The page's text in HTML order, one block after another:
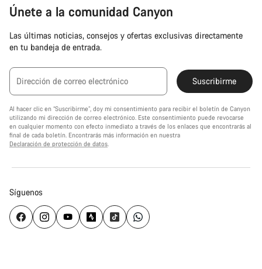
Únete a la comunidad Canyon
Las últimas noticias, consejos y ofertas exclusivas directamente
en tu bandeja de entrada.
Dirección de correo electrónico Suscribirme
Al hacer clic en “Suscribirme”, doy mi consentimiento para recibir el boletín de Canyon
utilizando mi dirección de correo electrónico. Este consentimiento puede revocarse
en cualquier momento con efecto inmediato a través de los enlaces que encontrarás al
final de cada boletín. Encontrarás más información en nuestra
Declaración de protección de datos.
Síguenos